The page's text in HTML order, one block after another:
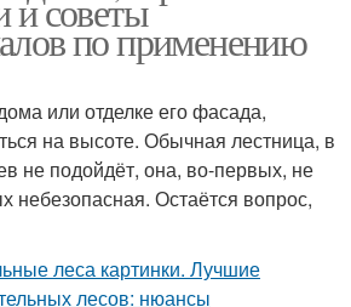
и советы
по применению
или отделке его фасада,
на высоте. Обычная лестница, в
не подойдёт, она, во-первых, не
небезопасная. Остаётся вопрос,